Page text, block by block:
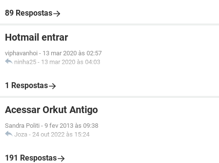
89 Respostas
Hotmail entrar
viphavanhoi - 13 mar 2020 às 02:57
ninha25 - 13 mar 2020 às 04:03
1 Respostas
Acessar Orkut Antigo
Sandra Politi - 9 fev 2013 às 09:38
Joza - 24 out 2022 às 15:24
191 Respostas